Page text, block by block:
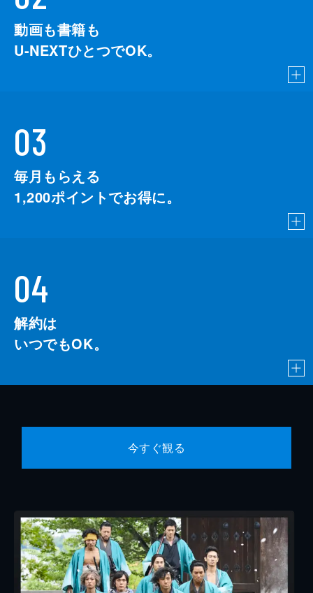
動画も書籍も
U-NEXTひとつでOK。
03
毎月もらえる
1,200ポイントでお得に。
04
解約は
いつでもOK。
今すぐ観る